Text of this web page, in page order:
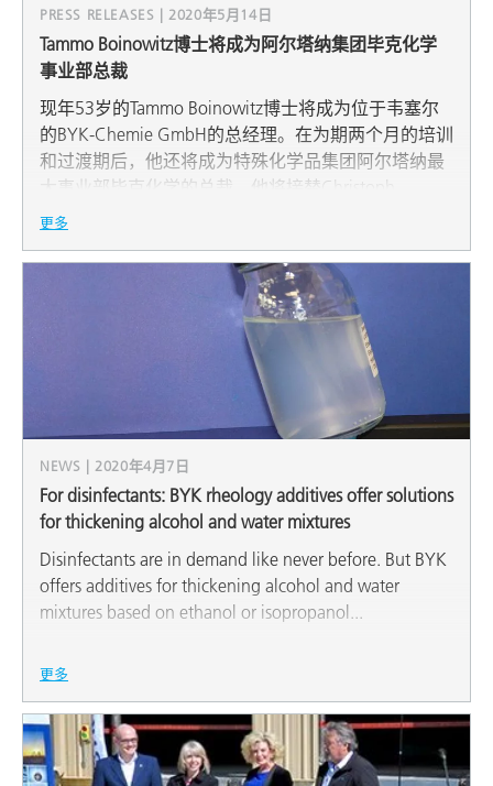
PRESS RELEASES | 2020年5月14日
Tammo Boinowitz博士将成为阿尔塔纳集团毕克化学
事业部总裁
现年53岁的Tammo Boinowitz博士将成为位于韦塞尔
的BYK-Chemie GmbH的总经理。在为期两个月的培训
和过渡期后，他还将成为特殊化学品集团阿尔塔纳最
大事业部毕克化学的总裁。他将接替Christoph
Schlünken博士。
更多
NEWS | 2020年4月7日
For disinfectants: BYK rheology additives offer solutions
for thickening alcohol and water mixtures
Disinfectants are in demand like never before. But BYK
offers additives for thickening alcohol and water
mixtures based on ethanol or isopropanol...
更多